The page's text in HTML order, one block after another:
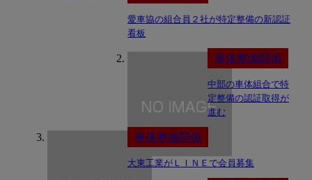
愛車協の組合員２社が特定整備の新認証
看板
車体整備関係
中部の車体組合で特
定整備の認証取得が
進む
車体整備関係
大東工業がＬＩＮＥで会員募集